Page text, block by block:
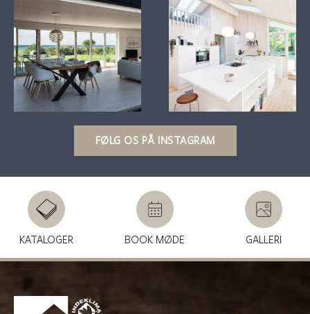
FØLG OS PÅ INSTAGRAM
KATALOGER BOOK MØDE GALLERI